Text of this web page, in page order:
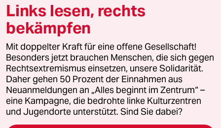
© 2026 taz Verlags und Vertriebs GmbH
Alle Rechte vorbehalten. Bei rechtlichen Fragen oder für Genehmigungen
wenden Sie sich bitte an
lizenzen@taz.de
Feedback Redaktionsstatut Kommune-Richtlinien
Leitlinie Informant Datenschutz Impressum AGB
Links lesen, rechts
bekämpfen
Mit doppelter Kraft für eine offene Gesellschaft!
Besonders jetzt brauchen Menschen, die sich gegen
Rechtsextremismus einsetzen, unsere Solidarität.
Daher gehen 50 Prozent der Einnahmen aus
Neuanmeldungen an „Alles beginnt im Zentrum“ –
eine Kampagne, die bedrohte linke Kulturzentren
und Jugendorte unterstützt. Sind Sie dabei?